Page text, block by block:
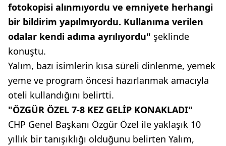
fotokopisi alınmıyordu ve emniyete herhangi
bir bildirim yapılmıyordu. Kullanıma verilen
odalar kendi adıma ayrılıyordu" şeklinde
konuştu.
Yalım, bazı isimlerin kısa süreli dinlenme, yemek
yeme ve program öncesi hazırlanmak amacıyla
oteli kullandığını belirtti.
"ÖZGÜR ÖZEL 7-8 KEZ GELİP KONAKLADI"
CHP Genel Başkanı Özgür Özel ile yaklaşık 10
yıllık bir tanışıklığı olduğunu belirten Yalım,